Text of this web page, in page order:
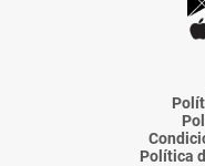
Política